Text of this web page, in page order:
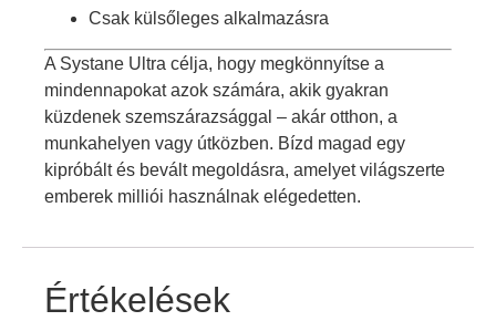
Csak külsőleges alkalmazásra
A Systane Ultra célja, hogy megkönnyítse a
mindennapokat azok számára, akik gyakran
küzdenek szemszárazsággal – akár otthon, a
munkahelyen vagy útközben. Bízd magad egy
kipróbált és bevált megoldásra, amelyet világszerte
emberek milliói használnak elégedetten.
Értékelések